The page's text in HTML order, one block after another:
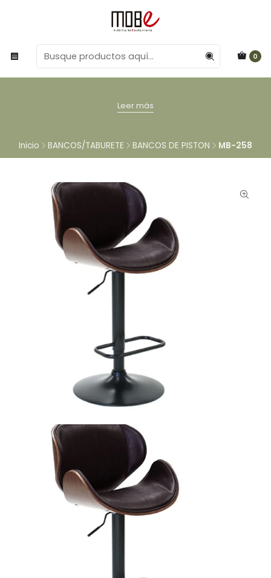
0
Leer más
Inicio BANCOS/TABURETE BANCOS DE PISTON MB-258